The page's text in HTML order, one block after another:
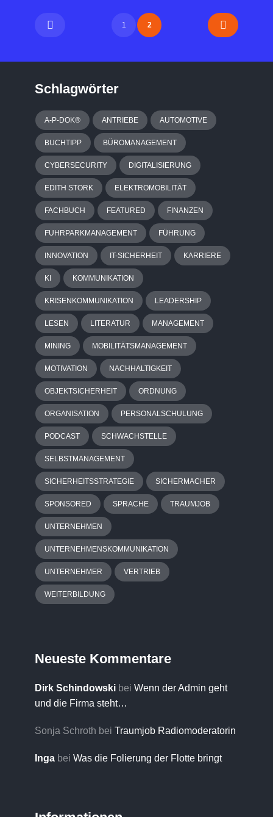
1 2
Schlagwörter
A-P-DOK® ANTRIEBE AUTOMOTIVE
BUCHTIPP BÜROMANAGEMENT
CYBERSECURITY DIGITALISIERUNG
EDITH STORK ELEKTROMOBILITÄT
FACHBUCH FEATURED FINANZEN
FUHRPARKMANAGEMENT FÜHRUNG
INNOVATION IT-SICHERHEIT KARRIERE
KI KOMMUNIKATION
KRISENKOMMUNIKATION LEADERSHIP
LESEN LITERATUR MANAGEMENT
MINING MOBILITÄTSMANAGEMENT
MOTIVATION NACHHALTIGKEIT
OBJEKTSICHERHEIT ORDNUNG
ORGANISATION PERSONALSCHULUNG
PODCAST SCHWACHSTELLE
SELBSTMANAGEMENT
SICHERHEITSSTRATEGIE SICHERMACHER
SPONSORED SPRACHE TRAUMJOB
UNTERNEHMEN
UNTERNEHMENSKOMMUNIKATION
UNTERNEHMER VERTRIEB
WEITERBILDUNG
Neueste Kommentare
Dirk Schindowski bei Wenn der Admin geht
und die Firma steht…
Sonja Schroth bei Traumjob Radiomoderatorin
Inga bei Was die Folierung der Flotte bringt